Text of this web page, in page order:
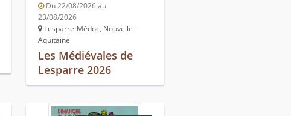
Du 22/08/2026 au
23/08/2026
Lesparre-Médoc, Nouvelle-
Aquitaine
Les Médiévales de
Lesparre 2026